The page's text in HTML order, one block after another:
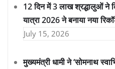
12 दिन में 3 लाख श्रद्धालुओं ने
यात्रा 2026 ने बनाया नया
July 15, 2026
मुख्यमंत्री धामी ने ‘सोमनाथ